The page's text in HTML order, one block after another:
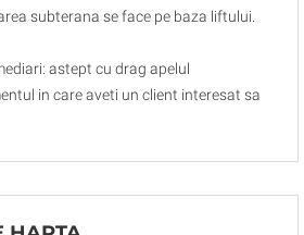
subterana se face pe baza liftului.
astept cu drag apelul
in care aveti un client interesat sa